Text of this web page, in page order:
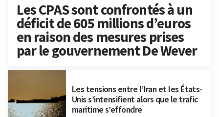
Les CPAS sont confrontés à un
déficit de 605 millions d’euros
en raison des mesures prises
par le gouvernement De Wever
Les tensions entre l’Iran et les États-
Unis s’intensifient alors que le trafic
maritime s’effondre